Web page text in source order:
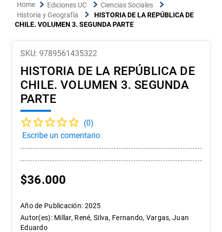
. derecho
2. educacion
ediciones uc
historia chile
historia
historia república chile
arte
Ediciones UC
Ciencias Sociales
Historia y Geografía
HISTORIA DE LA REPÚBLICA DE
CHILE. VOLUMEN 3. SEGUNDA PARTE
SKU: 9789561435322
HISTORIA DE LA REPÚBLICA DE
CHILE. VOLUMEN 3. SEGUNDA
PARTE
(0)
$36.000
Año de Publicación: 2025
Autor(es): Millar, René, Silva, Fernando, Vargas, Juan
Eduardo